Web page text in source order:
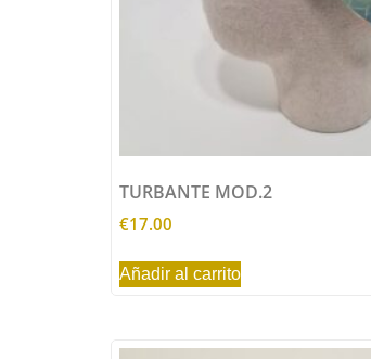
TURBANTE MOD.2
€17.00
Añadir al carrito